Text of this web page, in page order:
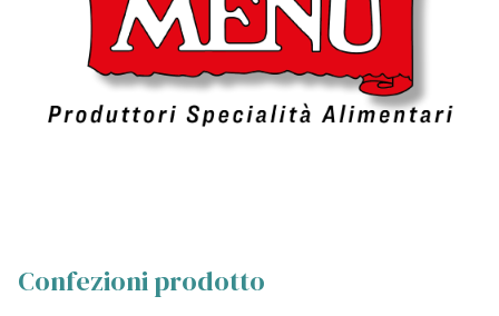
Confezioni prodotto